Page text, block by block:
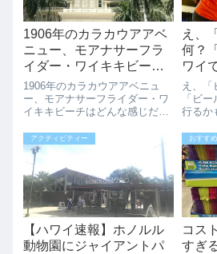
1906年のカラカウアアベ
ニュー、モアナサーフラ
イダー・ワイキキビーチ
はどんな感じだった？
（動画紹介）
1906年のカラカウアアベニュ
ー、モアナサーフライダー・ワ
イキキビーチはどんな感じだっ
- カラカウア・アベニュー、ワ
イキキ、ホノルルがTony
Barnhill @tonybarnhill808さんに
よっ...
え、
何？
ワイ
え、「
「ビ
行るか
んよ
と、健
良い「
ている
ール・
アクティビティー
【ハワイ速報】ホノルル
動物園にジャイアントパ
おすす
コス
すぎ